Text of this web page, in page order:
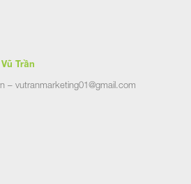
Trần
– vutranmarketing01@gmail.com